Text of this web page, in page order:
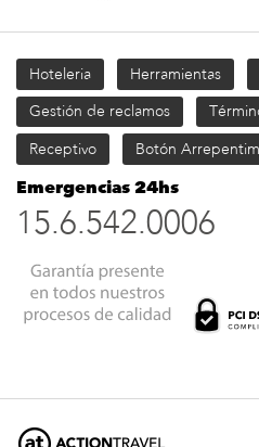
Hoteleria Herramientas
Gestión de reclamos
Receptivo Botón
Emergencias 24hs
15.6.542.0006